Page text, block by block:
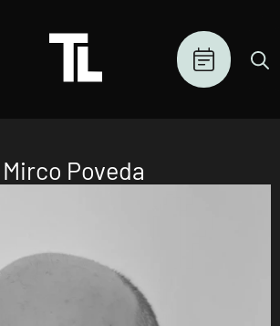
Mirco Poveda